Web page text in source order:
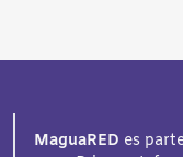
MaguaRED es